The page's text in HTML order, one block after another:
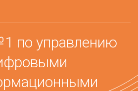
по управлению